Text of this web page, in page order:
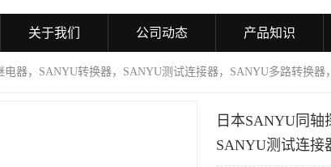
关于我们 公司动态 产品知识
器，SANYU转换器，SANYU测试连接器，SANYU多路转换器
日本SANYU同轴
SANYU测试连接